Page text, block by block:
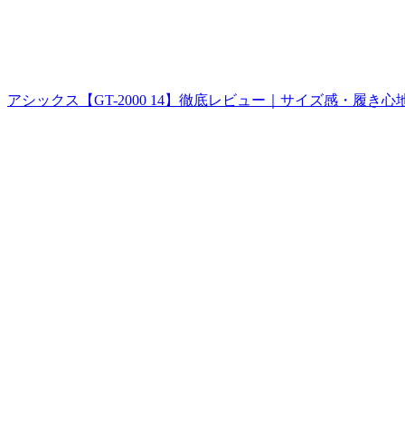
アシックス【GT-2000 14】徹底レビュー｜サイズ感・履き心